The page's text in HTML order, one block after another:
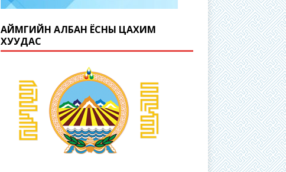
АЙМГИЙН АЛБАН ЁСНЫ ЦАХИМ
ХУУДАС